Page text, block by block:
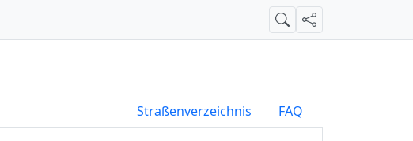
SucheTeilen
Straßenverzeichnis FAQ